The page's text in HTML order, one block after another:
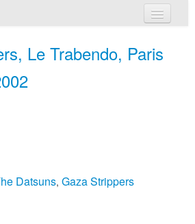
Le Trabendo, Paris
Datsuns, Gaza Strippers